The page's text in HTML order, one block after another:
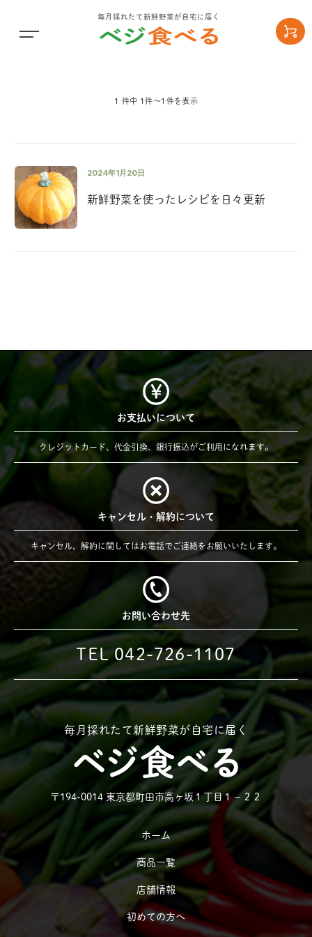
毎月採れたて新鮮野菜が自宅に届く
1 件中 1件〜1件を表示
2024年1月20日
新鮮野菜を使ったレシピを日々更新
お支払いについて
クレジットカード、代金引換、銀行振込がご利用になれます。
キャンセル・解約について
キャンセル、解約に関してはお電話でご連絡をお願いいたします。
お問い合わせ先
TEL 042-726-1107
毎月採れたて新鮮野菜が自宅に届く
〒194-0014 東京都町田市高ヶ坂１丁目１−２２
ホーム
商品一覧
店舗情報
初めての方へ